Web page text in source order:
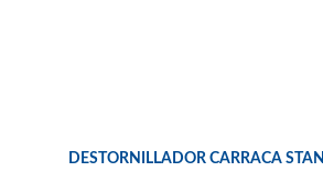
DESTORNILLADOR CARRACA